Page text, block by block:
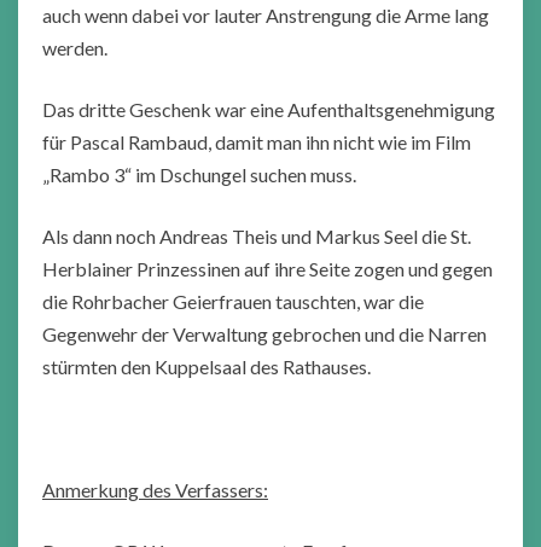
auch wenn dabei vor lauter Anstrengung die Arme lang
werden.
Das dritte Geschenk war eine Aufenthaltsgenehmigung
für Pascal Rambaud, damit man ihn nicht wie im Film
„Rambo 3“ im Dschungel suchen muss.
Als dann noch Andreas Theis und Markus Seel die St.
Herblainer Prinzessinen auf ihre Seite zogen und gegen
die Rohrbacher Geierfrauen tauschten, war die
Gegenwehr der Verwaltung gebrochen und die Narren
stürmten den Kuppelsaal des Rathauses.
Anmerkung des Verfassers: